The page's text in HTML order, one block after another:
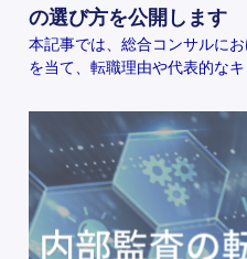
の選び方を公開します
本記事では、総合コンサルに
を当て、転職理由や代表的な